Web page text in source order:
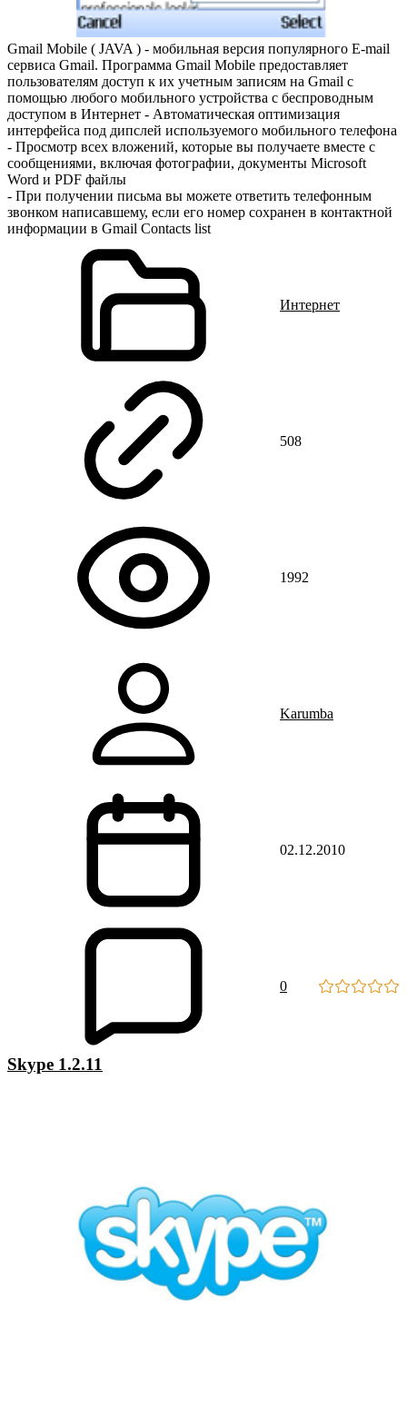
Gmail Mobile ( JAVA ) - мобильная версия популярного E-mail
сервиса Gmail. Программа Gmail Mobile предоставляет
пользователям доступ к их учетным записям на Gmail с
помощью любого мобильного устройства с беспроводным
доступом в Интернет - Автоматическая оптимизация
интерфейса под дипслей используемого мобильного телефона
- Просмотр всех вложений, которые вы получаете вместе с
сообщениями, включая фотографии, документы Microsoft
Word и PDF файлы
- При получении письма вы можете ответить телефонным
звонком написавшему, если его номер сохранен в контактной
информации в Gmail Contacts list
Интернет
508
1992
Karumba
02.12.2010
0
Skype 1.2.11